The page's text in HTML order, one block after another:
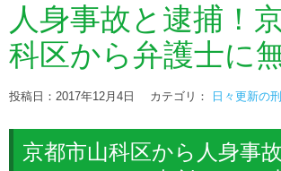
人身事故と逮捕！
科区から弁護士に
投稿日：2017年12月4日 カテゴリ： 日々更新の
京都市山科区から人身事